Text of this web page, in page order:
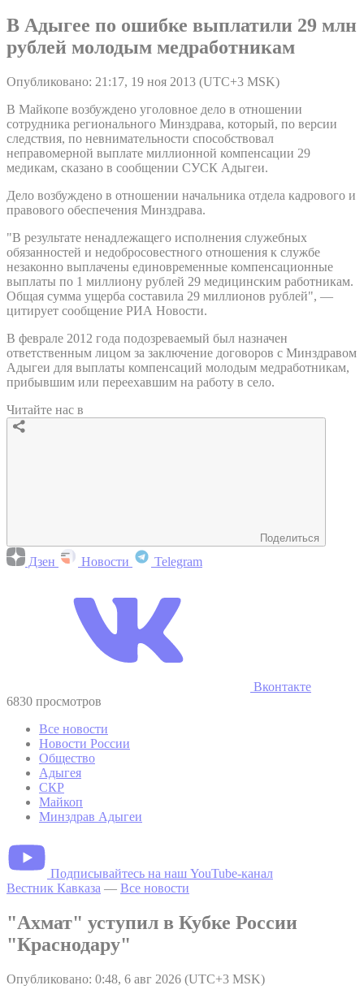
В Адыгее по ошибке выплатили 29 млн
рублей молодым медработникам
Опубликовано: 21:17, 19 ноя 2013 (UTC+3 MSK)
В Майкопе возбуждено уголовное дело в отношении
сотрудника регионального Минздрава, который, по версии
следствия, по невнимательности способствовал
неправомерной выплате миллионной компенсации 29
медикам, сказано в сообщении СУСК Адыгеи.
Дело возбуждено в отношении начальника отдела кадрового и
правового обеспечения Минздрава.
"В результате ненадлежащего исполнения служебных
обязанностей и недобросовестного отношения к службе
незаконно выплачены единовременные компенсационные
выплаты по 1 миллиону рублей 29 медицинским работникам.
Общая сумма ущерба составила 29 миллионов рублей", —
цитирует сообщение РИА Новости.
В феврале 2012 года подозреваемый был назначен
ответственным лицом за заключение договоров с Минздравом
Адыгеи для выплаты компенсаций молодым медработникам,
прибывшим или переехавшим на работу в село.
Читайте нас в
Поделиться
Дзен Новости Telegram
Вконтакте
6830 просмотров
Все новости
Новости России
Общество
Адыгея
СКР
Майкоп
Минздрав Адыгеи
Подписывайтесь на наш YouTube-канал
Вестник Кавказа — Все новости
"Ахмат" уступил в Кубке России
"Краснодару"
Опубликовано: 0:48, 6 авг 2026 (UTC+3 MSK)